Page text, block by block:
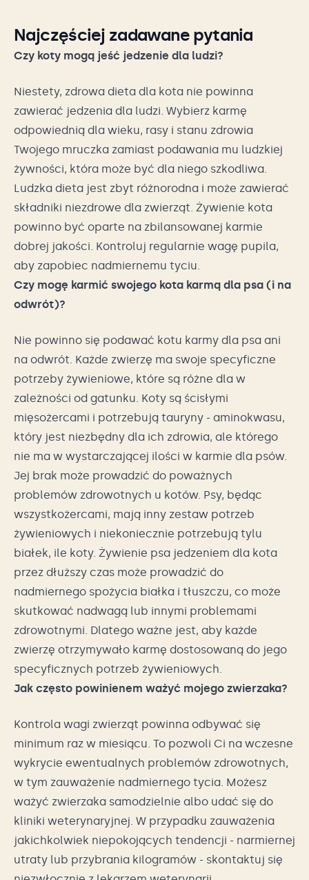
Najczęściej zadawane pytania
Czy koty mogą jeść jedzenie dla ludzi?
Niestety, zdrowa dieta dla kota nie powinna
zawierać jedzenia dla ludzi. Wybierz karmę
odpowiednią dla wieku, rasy i stanu zdrowia
Twojego mruczka zamiast podawania mu ludzkiej
żywności, która może być dla niego szkodliwa.
Ludzka dieta jest zbyt różnorodna i może zawierać
składniki niezdrowe dla zwierząt. Żywienie kota
powinno być oparte na zbilansowanej karmie
dobrej jakości. Kontroluj regularnie wagę pupila,
aby zapobiec nadmiernemu tyciu.
Czy mogę karmić swojego kota karmą dla psa (i na
odwrót)?
Nie powinno się podawać kotu karmy dla psa ani
na odwrót. Każde zwierzę ma swoje specyficzne
potrzeby żywieniowe, które są różne dla w
zależności od gatunku. Koty są ścisłymi
mięsożercami i potrzebują tauryny - aminokwasu,
który jest niezbędny dla ich zdrowia, ale którego
nie ma w wystarczającej ilości w karmie dla psów.
Jej brak może prowadzić do poważnych
problemów zdrowotnych u kotów. Psy, będąc
wszystkożercami, mają inny zestaw potrzeb
żywieniowych i niekoniecznie potrzebują tylu
białek, ile koty. Żywienie psa jedzeniem dla kota
przez dłuższy czas może prowadzić do
nadmiernego spożycia białka i tłuszczu, co może
skutkować nadwagą lub innymi problemami
zdrowotnymi. Dlatego ważne jest, aby każde
zwierzę otrzymywało karmę dostosowaną do jego
specyficznych potrzeb żywieniowych.
Jak często powinienem ważyć mojego zwierzaka?
Kontrola wagi zwierząt powinna odbywać się
minimum raz w miesiącu. To pozwoli Ci na wczesne
wykrycie ewentualnych problemów zdrowotnych,
w tym zauważenie nadmiernego tycia. Możesz
ważyć zwierzaka samodzielnie albo udać się do
kliniki weterynaryjnej. W przypadku zauważenia
jakichkolwiek niepokojących tendencji - narmiernej
utraty lub przybrania kilogramów - skontaktuj się